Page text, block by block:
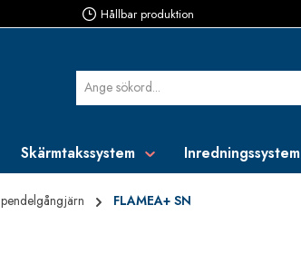
Hållbar produktion
Skärmtakssystem Inredningssystem
pendelgångjärn FLAMEA+ SN